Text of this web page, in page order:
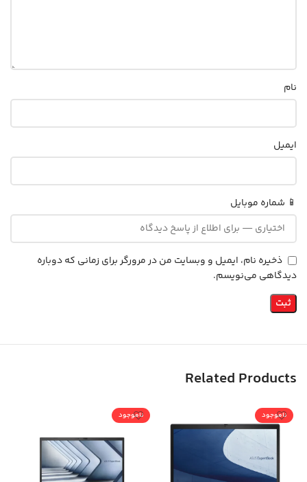
نام
ایمیل
📱 شماره موبایل
ذخیره نام، ایمیل و وبسایت من در مرورگر برای زمانی که دوباره
دیدگاهی می‌نویسم.
Related Products
ناموجود ناموجود